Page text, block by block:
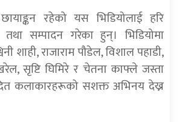
रहेको यस भिडियोलाई हरि
तथा सम्पादन गरेका हुन्। भिडियोमा
शाही, राजाराम पौडेल, विशाल पहाडी,
सृष्टि घिमिरे र चेतना काफ्ले जस्ता
कलाकारहरूको सशक्त अभिनय देख्न